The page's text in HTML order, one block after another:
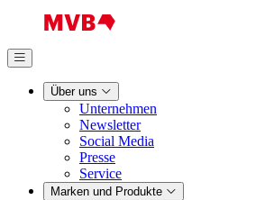
Über uns
Unternehmen
Newsletter
Social Media
Presse
Service
Marken und Produkte